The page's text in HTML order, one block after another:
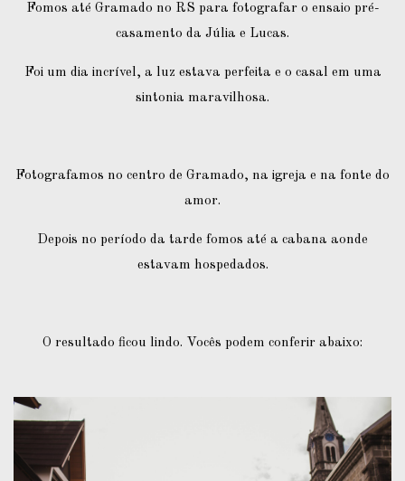
Fomos até Gramado no RS para fotografar o ensaio pré-
casamento da Júlia e Lucas.
Foi um dia incrível, a luz estava perfeita e o casal em uma
sintonia maravilhosa.
Fotografamos no centro de Gramado, na igreja e na fonte do
amor.
Depois no período da tarde fomos até a cabana aonde
estavam hospedados.
O resultado ficou lindo. Vocês podem conferir abaixo: